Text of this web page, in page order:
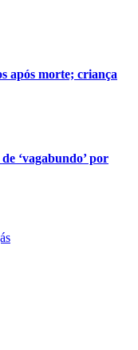
após morte; criança
‘vagabundo’ por